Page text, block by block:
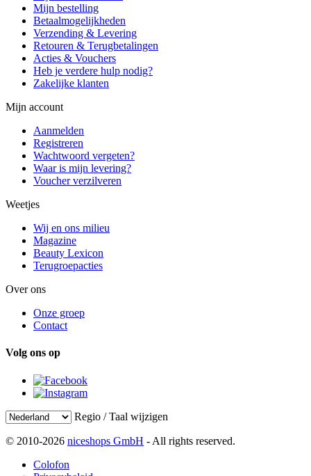
Mijn bestelling
Betaalmogelijkheden
Verzending & Levering
Retouren & Terugbetalingen
Acties & Vouchers
Heb je verdere hulp nodig?
Zakelijke klanten
Mijn account
Aanmelden
Registreren
Wachtwoord vergeten?
Waar is mijn levering?
Voucher verzilveren
Weetjes
Wij en ons milieu
Magazine
Beauty Lexicon
Terugroepacties
Over ons
Onze groep
Contact
Volg ons op
Regio / Taal wijzigen
© 2010-2026 niceshops GmbH - All rights reserved.
Colofon